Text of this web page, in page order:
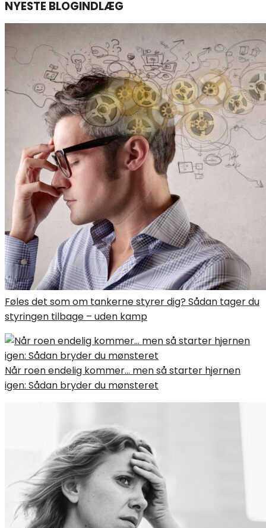
NYESTE BLOGINDLÆG
Føles det som om tankerne styrer dig? Sådan tager du
styringen tilbage – uden kamp
Når roen endelig kommer… men så starter hjernen
igen: Sådan bryder du mønsteret